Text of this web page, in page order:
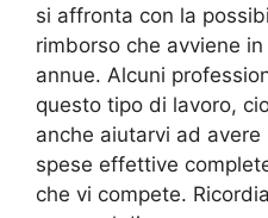
si affronta con la
rimborso che avviene
annue. Alcuni
questo tipo di lavoro,
anche aiutarvi ad
spese effettive
che vi compete.